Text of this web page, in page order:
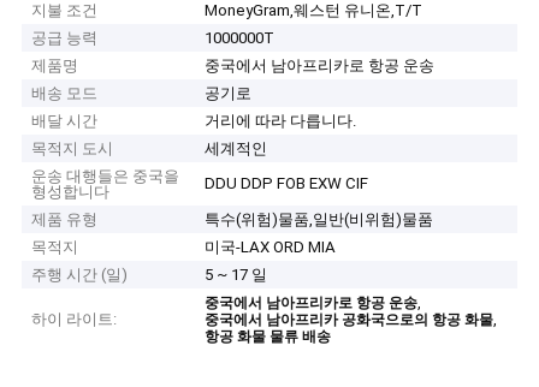
지불 조건
MoneyGram,웨스턴 유니온,T/T
공급 능력
1000000T
제품명
중국에서 남아프리카로 항공 운송
배송 모드
공기로
배달 시간
거리에 따라 다릅니다.
목적지 도시
세계적인
운송 대행들은 중국을
형성합니다
DDU DDP FOB EXW CIF
제품 유형
특수(위험)물품,일반(비위험)물품
목적지
미국-LAX ORD MIA
주행 시간 (일)
5 ~ 17 일
하이 라이트:
중국에서 남아프리카로 항공 운송,
중국에서 남아프리카 공화국으로의 항공 화물,
항공 화물 물류 배송